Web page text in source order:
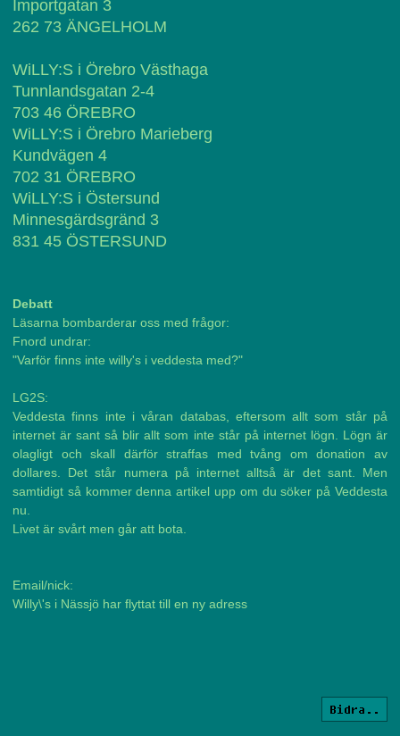
Importgatan 3
262 73 ÄNGELHOLM
WiLLY:S i Örebro Västhaga
Tunnlandsgatan 2-4
703 46 ÖREBRO
WiLLY:S i Örebro Marieberg
Kundvägen 4
702 31 ÖREBRO
WiLLY:S i Östersund
Minnesgärdsgränd 3
831 45 ÖSTERSUND
Debatt
Läsarna bombarderar oss med frågor:
Fnord undrar:
"Varför finns inte willy's i veddesta med?"
LG2S:
Veddesta finns inte i våran databas, eftersom allt som står på
internet är sant så blir allt som inte står på internet lögn. Lögn är
olagligt och skall därför straffas med tvång om donation av
dollares. Det står numera på internet alltså är det sant. Men
samtidigt så kommer denna artikel upp om du söker på Veddesta
nu.
Livet är svårt men går att bota.
Email/nick:
Willy\'s i Nässjö har flyttat till en ny adress
Bidra..